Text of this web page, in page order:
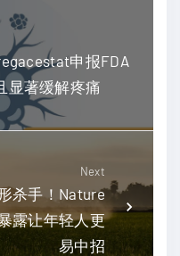
申报FDA
显著缓解疼痛
Next
杀手！Nature
露让年轻人更
易中招